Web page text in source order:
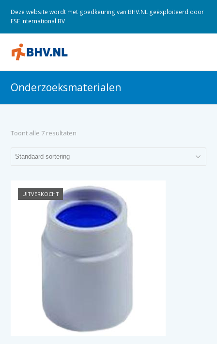
Deze website wordt met goedkeuring van BHV.NL geëxploiteerd door
ESE International BV
Onderzoeksmaterialen
Toont alle 7 resultaten
UITVERKOCHT